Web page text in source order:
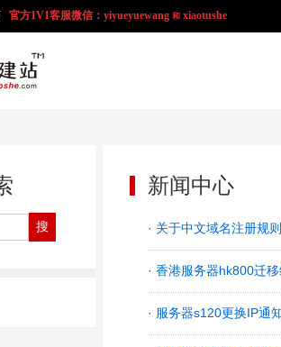
官方1V1客服微信：yiyueyuewang 和 xiaotushe
新闻中心
· 关于中文域名注册规
· 香港服务器hk800迁
· 服务器s120更换IP通